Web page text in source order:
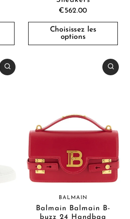
€562.00
Choisissez les
options
BALMAIN
Balmain Balmain B-
buzz 24 Handbag